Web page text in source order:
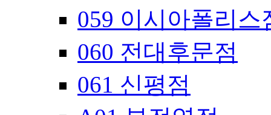
059 이시아폴리스
060 전대후문점
061 신평점